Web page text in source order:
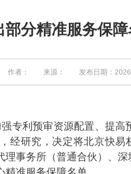
部分精准服务保
作者： 来源： 发布日期：
专利预审资源配置、提
经研究，决定将北京快
理事务所（普通合伙）、